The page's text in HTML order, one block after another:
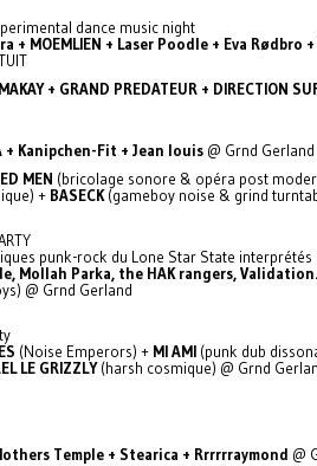
dance music night
+ MOEMLIEN + Laser Poodle + Eva Rødbro
+ GRAND PREDATEUR + DIRECTION
+ Kanipchen-Fit + Jean louis @ Grnd Gerland
MEN (bricolage sonore & opéra post
+ BASECK(gameboy noise & grind
punk-rock du Lone Star State interprétés
Mollah Parka, the HAK rangers,
@ Grnd Gerland
(Noise Emperors) + MI AMI (punk dub
LE GRIZZLY(harsh cosmique) @ Grnd
Temple + Stearica + Rrrrrraymond @